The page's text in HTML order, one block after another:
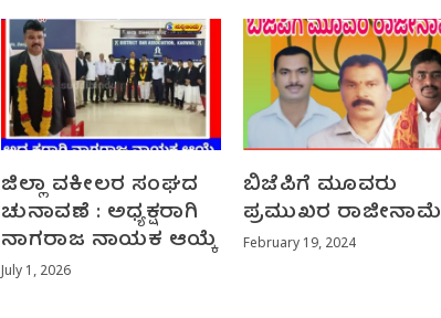
ಜಿಲ್ಲಾ ವಕೀಲರ ಸಂಘದ
ಚುನಾವಣೆ : ಅಧ್ಯಕ್ಷರಾಗಿ
ನಾಗರಾಜ ನಾಯಕ ಆಯ್ಕೆ
July 1, 2026
ಬಿಜೆಪಿಗೆ ಮೂವರು
ಪ್ರಮುಖರ ರಾಜೀನಾಮೆ
February 19, 2024